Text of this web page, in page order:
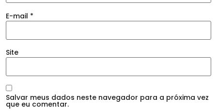
E-mail *
Site
Salvar meus dados neste navegador para a próxima vez
que eu comentar.